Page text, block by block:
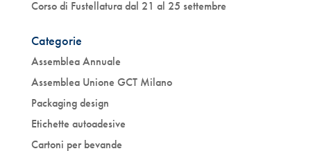
Corso di Fustellatura dal 21 al 25 settembre
Categorie
Assemblea Annuale
Assemblea Unione GCT Milano
Packaging design
Etichette autoadesive
Cartoni per bevande